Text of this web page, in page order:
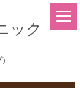
ック
)